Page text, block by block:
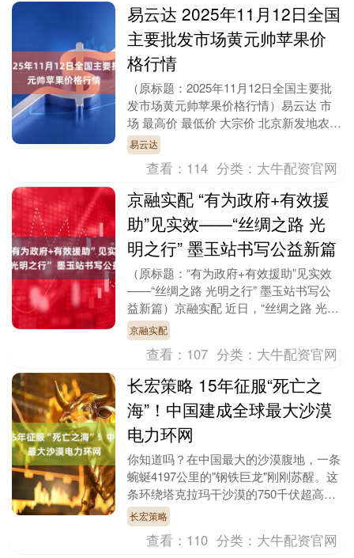
易云达 2025年11月12日全国
主要批发市场黄元帅苹果价
格行情
（原标题：2025年11月12日全国主要批
发市场黄元帅苹果价格行情）易云达 市
场 最高价 最低价 大宗价 北京新发地农副
产品批发市场信息中心 9.00 7.00....
易云达
查看： 114 分类： 大牛配资官网
京融实配 “有为政府+有效援
助”见实效——“丝绸之路 光
明之行” 墨玉站书写公益新篇
（原标题：“有为政府+有效援助”见实效
——“丝绸之路 光明之行” 墨玉站书写公
益新篇）京融实配 近日，“丝绸之路 光明
之行”（以下简称“光明行”）白内障复明公
益....
京融实配
查看： 107 分类： 大牛配资官网
长宏策略 15年征服“死亡之
海”！中国建成全球最大沙漠
电力环网
你知道吗？在中国最大的沙漠腹地，一条
蜿蜒4197公里的"钢铁巨龙"刚刚苏醒。这
条环绕塔克拉玛干沙漠的750千伏超高压
环网，不仅创造了世界电力建设史上的奇
迹长宏策....
长宏策略
查看： 110 分类： 大牛配资官网